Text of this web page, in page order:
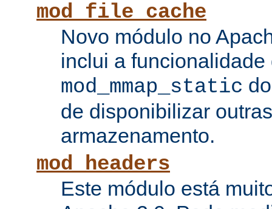
mod_file_cache
Novo módulo no
inclui a funcionalidade
mod_mmap_static
de disponibilizar
armazenamento.
mod_headers
Este módulo está